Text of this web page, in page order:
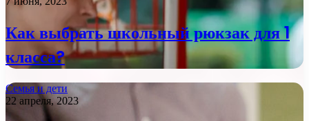
Как выбрать школьный рюкзак для 1
класса?
Семья и дети
22 апреля, 2023